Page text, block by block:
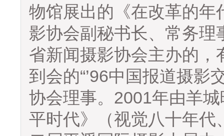
物馆展出的《在改革的
影协会副秘书长、常务
省新闻摄影协会主办的
到会的“’96中国报道摄影
协会理事。2001年由羊
平时代》（视觉八十年